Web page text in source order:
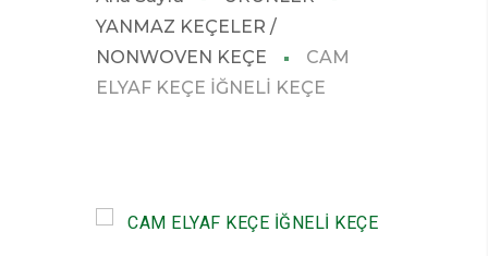
YANMAZ KEÇELER /
NONWOVEN KEÇE
CAM
ELYAF KEÇE İĞNELİ KEÇE